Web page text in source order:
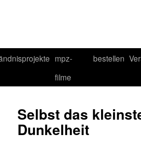
projekte mpz-
filme
bestellen
Selbst das
Dunkelheit